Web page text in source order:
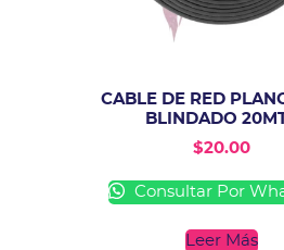
CABLE DE RED
BLINDADO
$20.00
Consultar Por
Leer Más